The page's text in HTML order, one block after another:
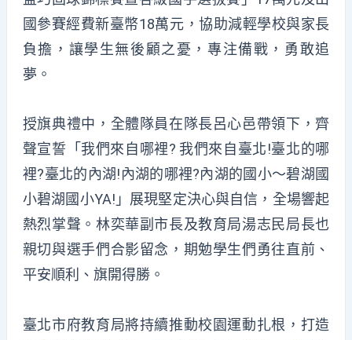
國參賽經費新臺幣18萬元，協助減輕學校與家長
負擔，讓學生無後顧之憂，專注備戰，勇敢追
夢。
授旗典禮中，全體隊員在隊長呂心邑帶領下，齊
聲宣誓「我們來自哪裡? 我們來自臺北!臺北的哪
裡?臺北的內湖!內湖的哪裡?內湖的國小〜碧湖國
小碧湖國小YA!」展現堅定決心與自信，全場響起
熱烈掌聲。林奕華副市長及教育局湯志民局長也
親切與選手們合影留念，期勉學生們勇往直前、
平安順利、旗開得勝。
臺北市府教育局將持續推動校園運動扎根，打造